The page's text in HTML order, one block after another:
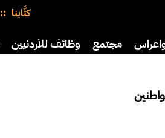
كتَّابنا
مجتمع وظائف للأردنيين